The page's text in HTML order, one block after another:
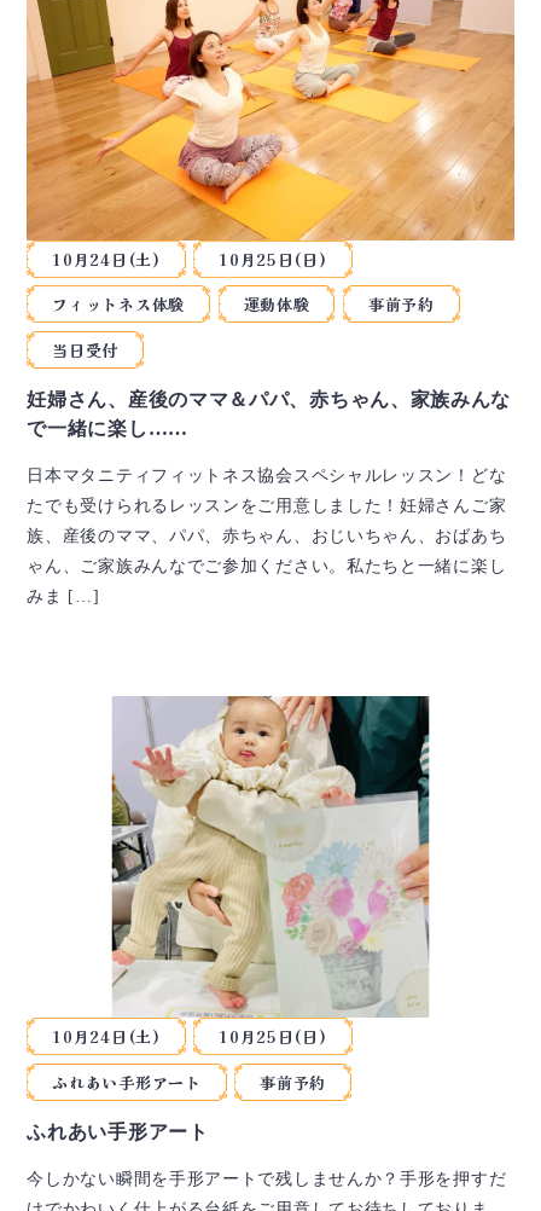
10月24日(土)
10月25日(日)
フィットネス体験
運動体験
事前予約
当日受付
妊婦さん、産後のママ＆パパ、赤ちゃん、家族みんな
で一緒に楽し……
日本マタニティフィットネス協会スペシャルレッスン！どな
たでも受けられるレッスンをご用意しました！妊婦さんご家
族、産後のママ、パパ、赤ちゃん、おじいちゃん、おばあち
ゃん、ご家族みんなでご参加ください。私たちと一緒に楽し
みま […]
10月24日(土)
10月25日(日)
ふれあい手形アート
事前予約
ふれあい手形アート
今しかない瞬間を手形アートで残しませんか？手形を押すだ